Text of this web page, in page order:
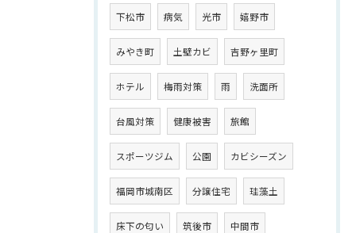
下松市 病気 光市 嬉野市
みやき町 土壁カビ 吉野ヶ里町
ホテル 梅雨対策 雨 洗面所
台風対策 健康被害 旅館
スポーツジム 公園 カビシーズン
福岡市城南区 分譲住宅 珪藻土
床下の匂い 筑後市 中間市